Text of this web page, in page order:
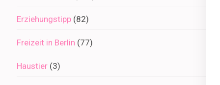
Erziehungstipp (82)
Freizeit in Berlin (77)
Haustier (3)